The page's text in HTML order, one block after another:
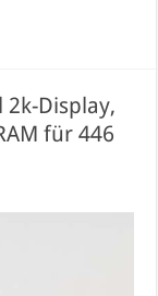
2k-Display,
für 446